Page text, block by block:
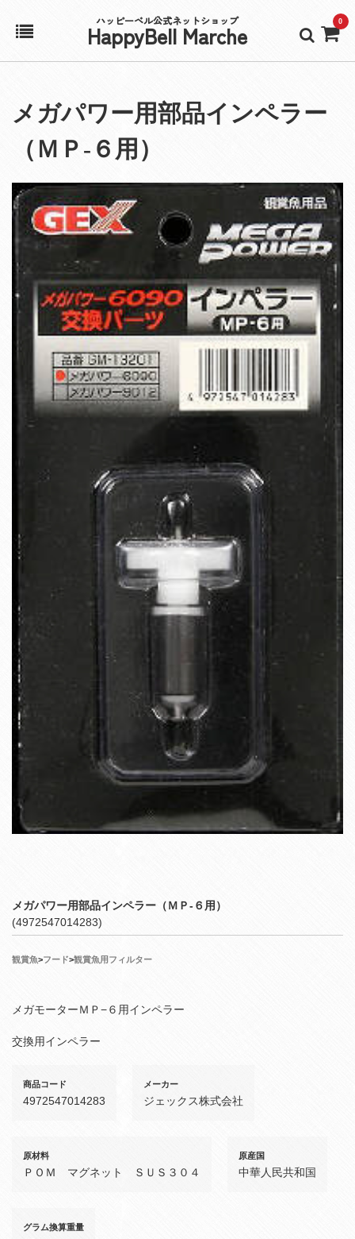
ハッピーベル公式ネットショップ
HappyBell Marche 0
アカウント
カート
メガパワー用部品インペラー
（ＭＰ‐６用）
メガパワー用部品インペラー（ＭＰ‐６用）
(4972547014283)
観賞魚>フード>観賞魚用フィルター
メガモーターＭＰ−６用インペラー
交換用インペラー
商品コード
4972547014283
メーカー
ジェックス株式会社
原材料
ＰＯＭ マグネット ＳＵＳ３０４
原産国
中華人民共和国
グラム換算重量